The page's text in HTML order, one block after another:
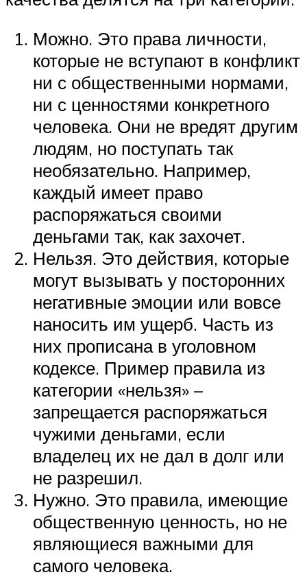
Можно. Это права личности,
которые не вступают в конфликт
ни с общественными нормами,
ни с ценностями конкретного
человека. Они не вредят другим
людям, но поступать так
необязательно. Например,
каждый имеет право
распоряжаться своими
деньгами так, как захочет.
Нельзя. Это действия, которые
могут вызывать у посторонних
негативные эмоции или вовсе
наносить им ущерб. Часть из
них прописана в уголовном
кодексе. Пример правила из
категории «нельзя» –
запрещается распоряжаться
чужими деньгами, если
владелец их не дал в долг или
не разрешил.
Нужно. Это правила, имеющие
общественную ценность, но не
являющиеся важными для
самого человека.